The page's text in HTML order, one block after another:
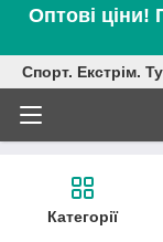
Оптові ціни!
Спорт. Екстрім.
Категорії